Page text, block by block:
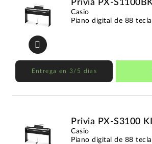
Privia PX-
Casio
Piano digital de 88
Entrega en 3/5 días
Privia PX-S3100
Casio
Piano digital de 88